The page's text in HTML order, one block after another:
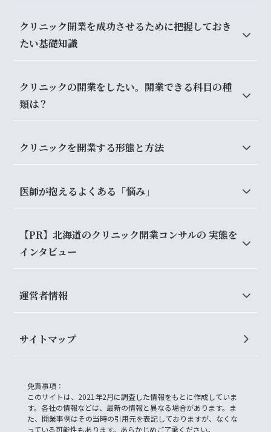
クリニック開業を成功させるために把握しておき
たい基礎知識
クリニックの開業をしたい。開業できる科目の種
類は？
クリニックを開業する形態と方法
医師が抱えるよくある「悩み」
【PR】北海道のクリニック開業コンサルの 実態を
インタビュー
運営者情報
サイトマップ
免責事項：
このサイトは、2021年2月に調査した情報をもとに作成していま
す。各社の情報などは、最新の情報と異なる場合があります。ま
た、開業事例はその当時の引用元を表記しておりますが、なくな
っている可能性もあります。あらかじめご了承ください。